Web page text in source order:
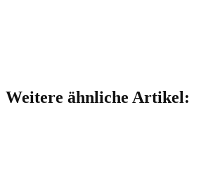
Weitere ähnliche Artikel: